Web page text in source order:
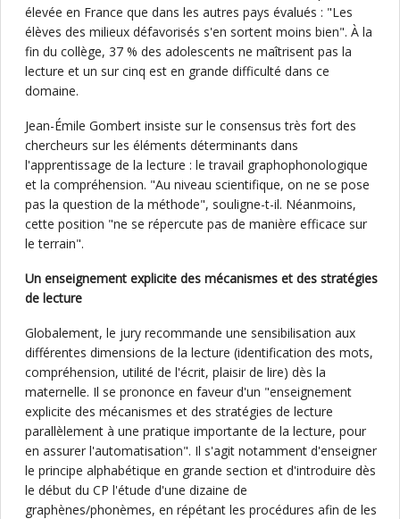
élevée en France que dans les autres pays évalués : "Les
élèves des milieux défavorisés s'en sortent moins bien". À la
fin du collège, 37 % des adolescents ne maîtrisent pas la
lecture et un sur cinq est en grande difficulté dans ce
domaine.
Jean-Émile Gombert insiste sur le consensus très fort des
chercheurs sur les éléments déterminants dans
l'apprentissage de la lecture : le travail graphophonologique
et la compréhension. "Au niveau scientifique, on ne se pose
pas la question de la méthode", souligne-t-il. Néanmoins,
cette position "ne se répercute pas de manière efficace sur
le terrain".
Un enseignement explicite des mécanismes et des stratégies
de lecture
Globalement, le jury recommande une sensibilisation aux
différentes dimensions de la lecture (identification des mots,
compréhension, utilité de l'écrit, plaisir de lire) dès la
maternelle. Il se prononce en faveur d'un "enseignement
explicite des mécanismes et des stratégies de lecture
parallèlement à une pratique importante de la lecture, pour
en assurer l'automatisation". Il s'agit notamment d'enseigner
le principe alphabétique en grande section et d'introduire dès
le début du CP l'étude d'une dizaine de
graphènes/phonèmes, en répétant les procédures afin de les